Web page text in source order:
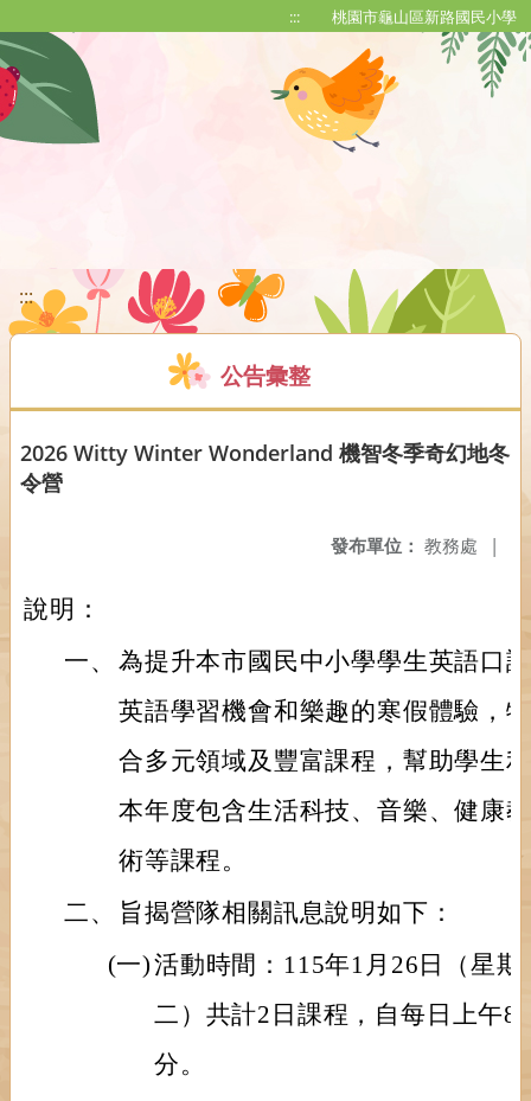
::: 桃園市龜山區新路國民小學
:::
公告彙整
2026 Witty Winter Wonderland 機智冬季奇幻地冬
令營
發布單位： 教務處 |
說明：
一、 為提升本市國民中小學學生英語口
英語學習機會和樂趣的寒假體驗，
合多元領域及豐富課程，幫助學生
本年度包含生活科技、音樂、健康
術等課程。
二、
旨揭營隊相關訊息說明如下：
(一)活動時間：115年1月26日（星
二）共計2日課程，自每日上午8
分。